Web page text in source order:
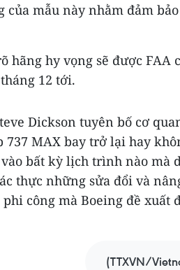
mẫu này nhằm đảm
hãng hy vọng sẽ được FAA
12 tới.
Dickson tuyên bố cơ
MAX bay trở lại hay
bất kỳ lịch trình nào mà
thực những sửa đổi và
công mà Boeing đề xuất
(TTXVN/